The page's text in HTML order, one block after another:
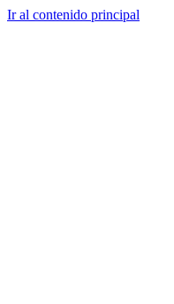
Ir al contenido principal